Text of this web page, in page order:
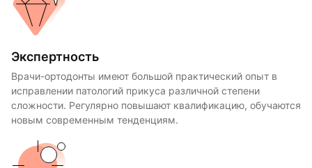
Экспертность
Врачи-ортодонты имеют большой практический опыт в
исправлении патологий прикуса различной степени
сложности. Регулярно повышают квалификацию, обучаются
новым современным тенденциям.